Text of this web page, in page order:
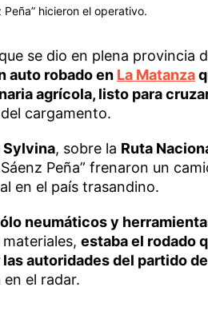
hicieron el operativo.
se dio en plena provincia
auto robado en La Matanza
agrícola, listo para
cargamento.
Sylvina, sobre la Ruta
Peña” frenaron un
en el país trasandino.
neumáticos y
estaba el rodado
autoridades del partido
el radar.